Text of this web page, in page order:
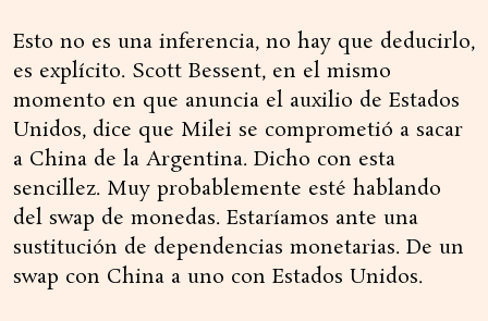
Esto no es una inferencia, no hay que deducirlo,
es explícito. Scott Bessent, en el mismo
momento en que anuncia el auxilio de Estados
Unidos, dice que Milei se comprometió a sacar
a China de la Argentina. Dicho con esta
sencillez. Muy probablemente esté hablando
del swap de monedas. Estaríamos ante una
sustitución de dependencias monetarias. De un
swap con China a uno con Estados Unidos.